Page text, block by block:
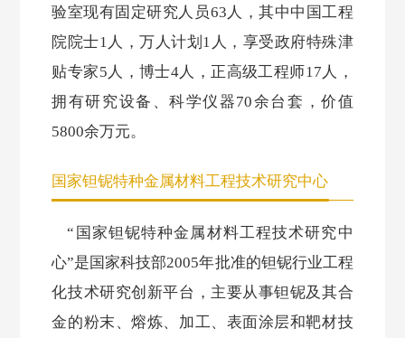
验室现有固定研究人员63人，其中中国工程
院院士1人，万人计划1人，享受政府特殊津
贴专家5人，博士4人，正高级工程师17人，
拥有研究设备、科学仪器70余台套，价值
5800余万元。
国家钽铌特种金属材料工程技术研究中心
“国家钽铌特种金属材料工程技术研究中
心”是国家科技部2005年批准的钽铌行业工程
化技术研究创新平台，主要从事钽铌及其合
金的粉末、熔炼、加工、表面涂层和靶材技